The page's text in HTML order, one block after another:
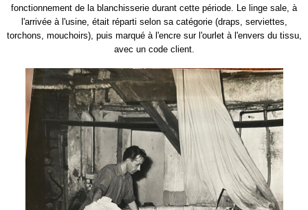
fonctionnement de la blanchisserie durant cette période. Le linge sale, à
l'arrivée à l'usine, était réparti selon sa catégorie (draps, serviettes,
torchons, mouchoirs), puis marqué à l'encre sur l'ourlet à l'envers du tissu,
avec un code client.